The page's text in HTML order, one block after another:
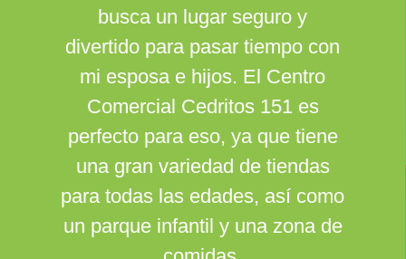
busca un lugar seguro y
divertido para pasar tiempo con
mi esposa e hijos. El Centro
Comercial Cedritos 151 es
perfecto para eso, ya que tiene
una gran variedad de tiendas
para todas las edades, así como
un parque infantil y una zona de